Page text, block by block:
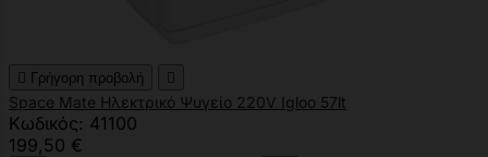
 Γρήγορη προβολή 
Space Mate Ηλεκτρικό Ψυγείο 220V Igloo 57lt
Κωδικός: 41100
199,50 €